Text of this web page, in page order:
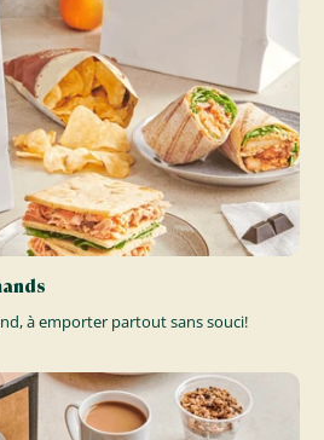
à emporter partout sans souci!